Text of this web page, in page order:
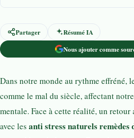
Partager
Résumé IA
Nous ajouter comme
Dans notre monde au rythme effréné,
comme le mal du siècle, affectant
mentale. Face à cette réalité, un retour
avec les anti stress naturels remèdes